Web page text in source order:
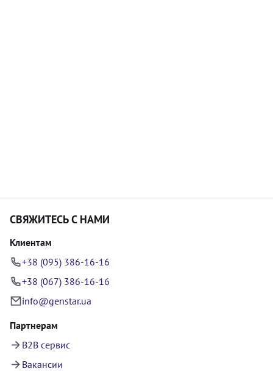
СВЯЖИТЕСЬ С НАМИ
Клиентам
+38 (095) 386-16-16
+38 (067) 386-16-16
info@genstar.ua
Партнерам
B2B сервис
Вакансии